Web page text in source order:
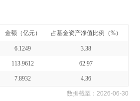
金额（亿元） 占基金资产净值比例（%）
6.1249 3.38
113.9612 62.97
7.8932 4.36
数据截至： 2026-06-30